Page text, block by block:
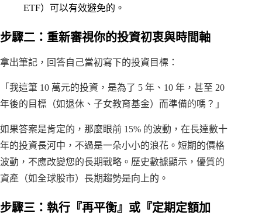
ETF）可以有效避免的。
步驟二：重新審視你的投資初衷與時間軸
拿出筆記，回答自己當初寫下的投資目標：
「我這筆 10 萬元的投資，是為了 5 年、10 年，甚至 20
年後的目標（如退休、子女教育基金）而準備的嗎？」
如果答案是肯定的，那麼眼前 15% 的波動，在長達數十
年的投資長河中，不過是一朵小小的浪花。短期的價格
波動，不應改變您的長期戰略。歷史數據顯示，優質的
資產（如全球股市）長期趨勢是向上的。
步驟三：執行『再平衡』或『定期定額加